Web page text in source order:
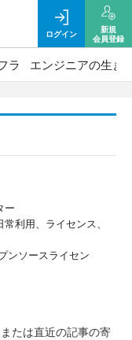
ログイン
新規
会員登録
ラ エンジニアの生き
ー
利用、ライセンス、
ンソースライセン
たは直近の記事の寄